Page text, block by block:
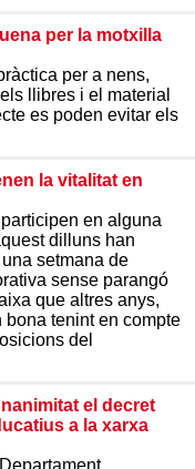
per la motxilla
per a nens,
llibres i el material
es poden evitar els
la vitalitat en
en alguna
dilluns han
setmana de
sense parangó
que altres anys,
tenint en compte
del
el decret
a la xarxa